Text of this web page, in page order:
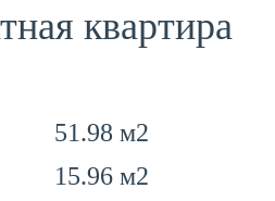
квартира
51.98 м2
15.96 м2